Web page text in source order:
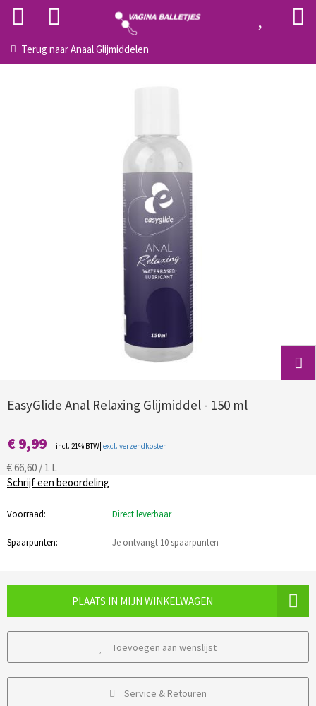
Terug naarAnaal Glijmiddelen
EasyGlide Anal Relaxing Glijmiddel - 150 ml
€ 9,99 incl. 21% BTW| excl. verzendkosten
€ 66,60 / 1 L
Schrijf een beoordeling
Voorraad: Direct leverbaar
Spaarpunten: Je ontvangt 10 spaarpunten
PLAATS IN MIJN WINKELWAGEN
Toevoegen aan wenslijst
Service & Retouren